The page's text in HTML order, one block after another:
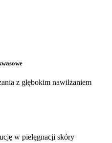
z głębokim nawilżaniem
w pielęgnacji skóry